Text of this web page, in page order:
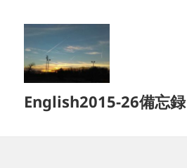
English2015-26備忘録